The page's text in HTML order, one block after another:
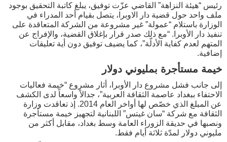
رئيس “هيئة النزاهة” القاضي عزّت توفيق، يبلغ كاتبة التحقيق بوجود
ملف واحد حول قضية دار الاوبرا، يتصل بقيام أحد المدراء في
الوزارة باستلام “عمولة” غير مشروعة من الشركة المتعاقدة على
تنفيذ دار الأوبرا. “مع ذلك صدر قرار بإغلاق القضية، والإفراج عن
المتهم لعدم كفاية الأدلّة”، كما يضيف توفيق دون أية تعليقات
إضافية.
خيمة مستأجرة بمليوني دولار
إلى جانب فشل مشروع دار الأوبرا، أثار مشروع “خيمة فعاليات
الاحتفاء ببغداد عاصمة الثقافة العربية”، جدالاً واسعاً لدى الكشف
عن المبلغ الذي خصّص لها أواخر العام 2014. إذ تعاقدت وزارة
الثقافة مع شركة “سان غيتس” اللبنانية لتجهيز خيمة مستأجرة
ونصبها في حديقة الزوراء العامة وسط بغداد، مقابل أكثر من
مليوني دولار لمدّة ثلاثة أيام فقط.